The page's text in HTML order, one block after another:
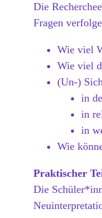
Die
Fragen
Wie viel
Wie viel
(Un-)
in
in
in
Wie
Praktischer
Die